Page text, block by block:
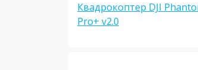
Квадрокоптер DJI
Pro+ v2.0